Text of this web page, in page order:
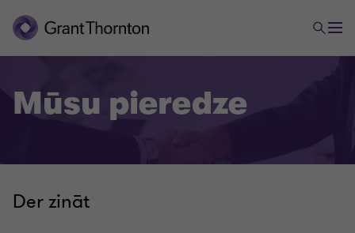
Mūsu pieredze
Der zināt